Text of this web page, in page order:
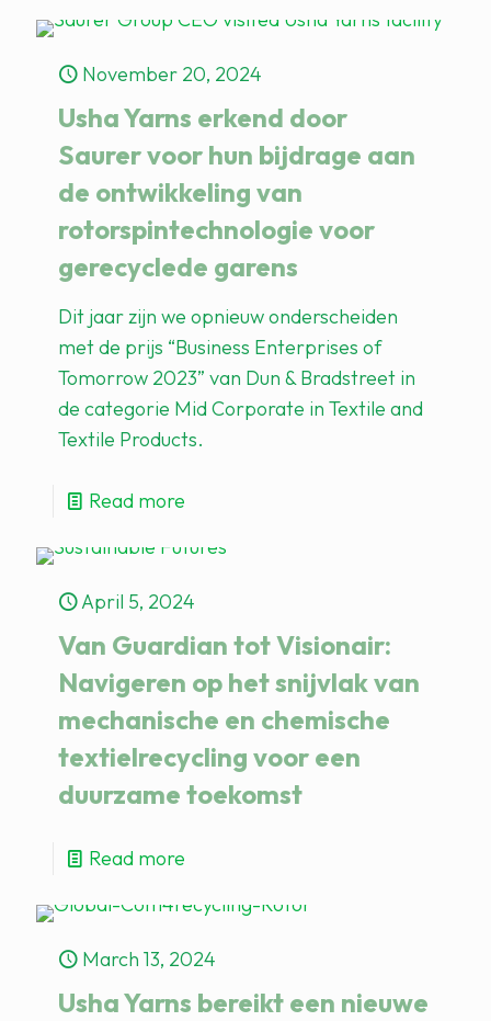
November 20, 2024
Usha Yarns erkend door
Saurer voor hun bijdrage aan
de ontwikkeling van
rotorspintechnologie voor
gerecyclede garens
Dit jaar zijn we opnieuw onderscheiden
met de prijs “Business Enterprises of
Tomorrow 2023” van Dun & Bradstreet in
de categorie Mid Corporate in Textile and
Textile Products.
Read more
April 5, 2024
Van Guardian tot Visionair:
Navigeren op het snijvlak van
mechanische en chemische
textielrecycling voor een
duurzame toekomst
Read more
March 13, 2024
Usha Yarns bereikt een nieuwe